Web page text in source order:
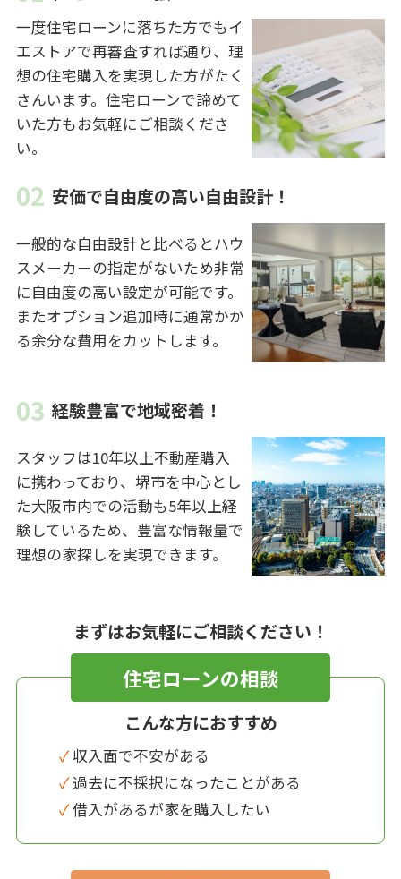
一度住宅ローンに落ちた方でもイ
エストアで再審査すれば通り、理
想の住宅購入を実現した方がたく
さんいます。住宅ローンで諦めて
いた方もお気軽にご相談くださ
い。
安価で自由度の高い自由設計！
一般的な自由設計と比べるとハウ
スメーカーの指定がないため非常
に自由度の高い設定が可能です。
またオプション追加時に通常かか
る余分な費用をカットします。
経験豊富で地域密着！
スタッフは10年以上不動産購入
に携わっており、堺市を中心とし
た大阪市内での活動も5年以上経
験しているため、豊富な情報量で
理想の家探しを実現できます。
まずはお気軽にご相談ください！
住宅ローンの相談
こんな方におすすめ
✓ 収入面で不安がある
✓ 過去に不採択になったことがある
✓ 借入があるが家を購入したい